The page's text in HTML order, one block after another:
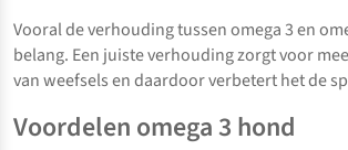
Vooral de verhouding tussen omega 3 en
belang. Een juiste verhouding zorgt voor
van weefsels en daardoor verbetert het de
Voordelen omega 3 hond